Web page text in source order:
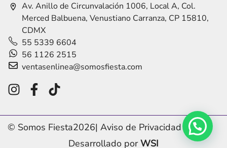
Av. Anillo de Circunvalación 1006, Local A, Col.
Merced Balbuena, Venustiano Carranza, CP 15810,
CDMX
55 5339 6604
56 1126 2515
ventasenlinea@somosfiesta.com
© Somos Fiesta2026| Aviso de Privacidad
Desarrollado porWSI